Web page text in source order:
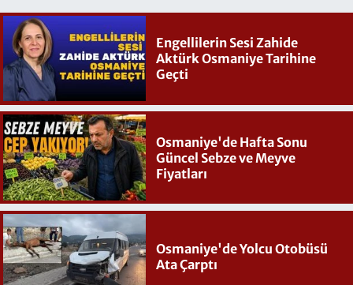
Engellilerin Sesi Zahide
Aktürk Osmaniye Tarihine
Geçti
Osmaniye'de Hafta Sonu
Güncel Sebze ve Meyve
Fiyatları
Osmaniye'de Yolcu Otobüsü
Ata Çarptı